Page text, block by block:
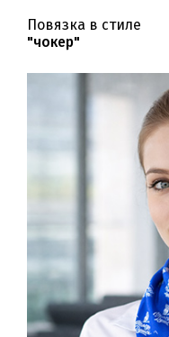
Повязка в стиле
"чокер"